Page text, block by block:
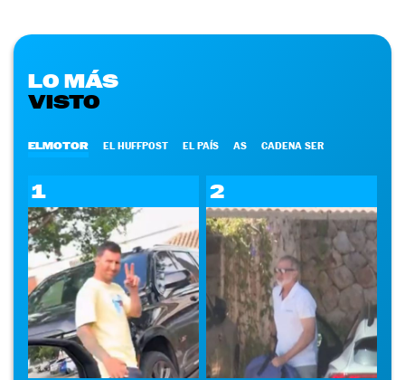
LO MÁS
VISTO
ELMOTOR EL HUFFPOST EL PAÍS AS CADENA SER
1 2